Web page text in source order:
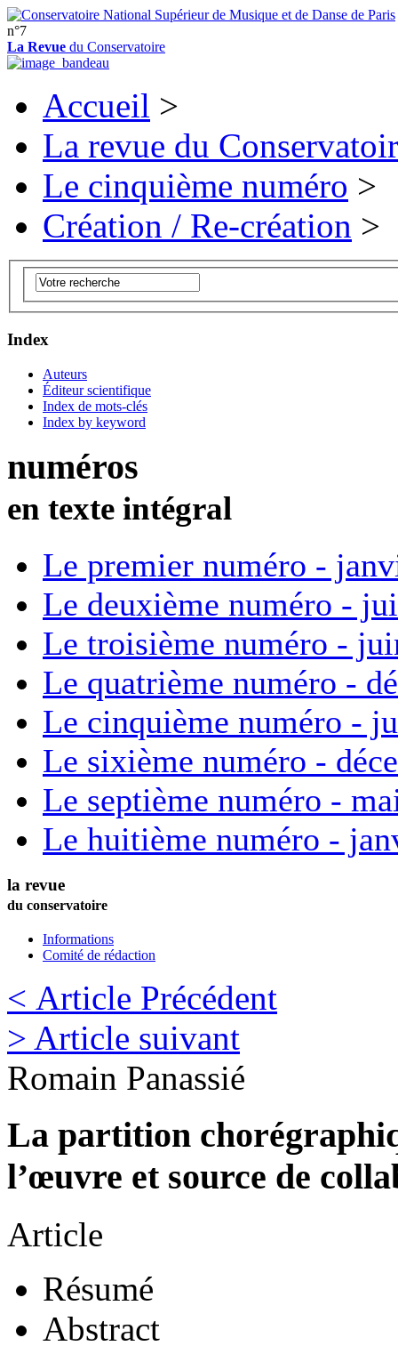
n°7
La Revue du Conservatoire
Accueil >
La revue du
Le cinquième numéro >
Création / Re-création >
Index
Auteurs
Éditeur scientifique
Index de mots-clés
Index by keyword
numéros
en texte intégral
Le premier numéro -
Le deuxième numéro -
Le troisième numéro -
Le quatrième numéro -
Le cinquième numéro -
Le sixième numéro -
Le septième numéro -
Le huitième numéro -
la revue
du conservatoire
Informations
Comité de rédaction
< Article Précédent
> Article suivant
Romain Panassié
La partition
l’œuvre et source de
Article
Résumé
Abstract